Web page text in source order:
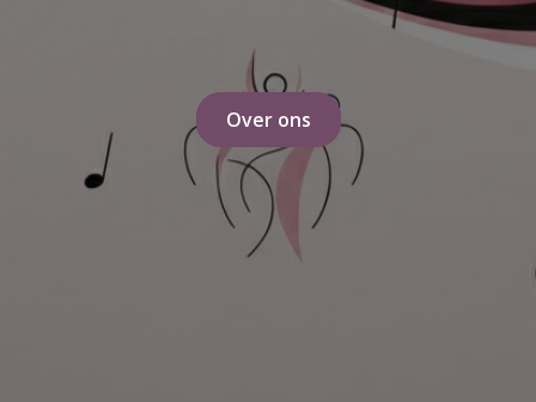
Over ons